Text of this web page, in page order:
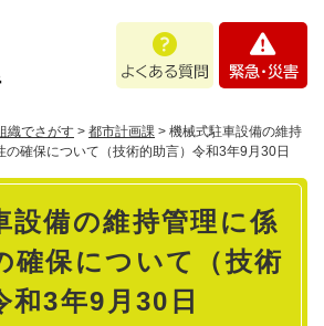
あ
問
・
織でさがす > 都市計画課 > 機械式駐車設備の維持
の確保について（技術的助言）令和3年9月30日
設備の維持管理に係
確保について（技術
和3年9月30日